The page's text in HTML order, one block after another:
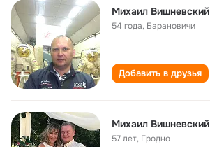
Михаил Вишневский
54 года, Барановичи
Добавить в друзья
Михаил Вишневский
57 лет, Гродно